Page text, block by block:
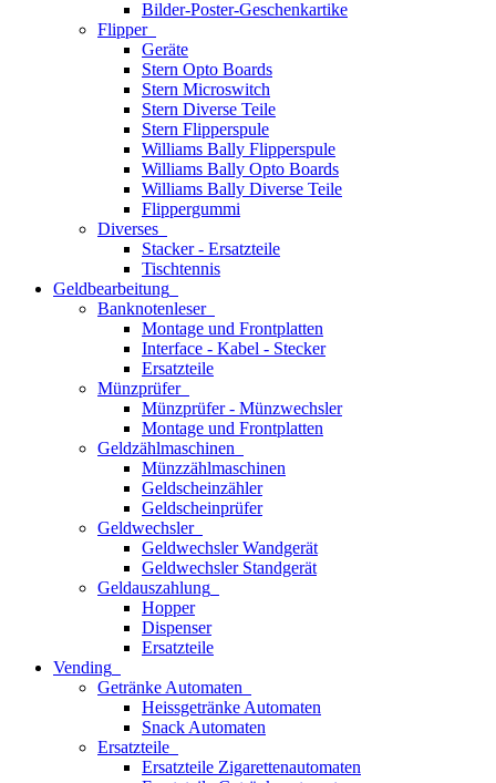
Bilder-Poster-Geschenkartike
Flipper
Geräte
Stern Opto Boards
Stern Microswitch
Stern Diverse Teile
Stern Flipperspule
Williams Bally Flipperspule
Williams Bally Opto Boards
Williams Bally Diverse Teile
Flippergummi
Diverses
Stacker - Ersatzteile
Tischtennis
Geldbearbeitung
Banknotenleser
Montage und Frontplatten
Interface - Kabel - Stecker
Ersatzteile
Münzprüfer
Münzprüfer - Münzwechsler
Montage und Frontplatten
Geldzählmaschinen
Münzzählmaschinen
Geldscheinzähler
Geldscheinprüfer
Geldwechsler
Geldwechsler Wandgerät
Geldwechsler Standgerät
Geldauszahlung
Hopper
Dispenser
Ersatzteile
Vending
Getränke Automaten
Heissgetränke Automaten
Snack Automaten
Ersatzteile
Ersatzteile Zigarettenautomaten